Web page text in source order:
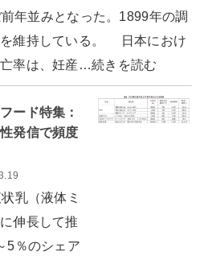
年並みとなった。1899年の調
維持している。 日本におけ
率は、妊産…続きを読む
ード特集：
発信で頻度
乳（液体ミ
伸長して推
5％のシェア